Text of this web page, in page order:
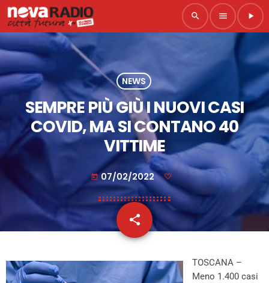
search menu play_arrow
NEWS
SEMPRE PIÙ GIÙ I NUOVI CASI
COVID, MA SI CONTANO 40
VITTIME
today 07/02/2022
share
email
TOSCANA –
Meno 1.400 casi